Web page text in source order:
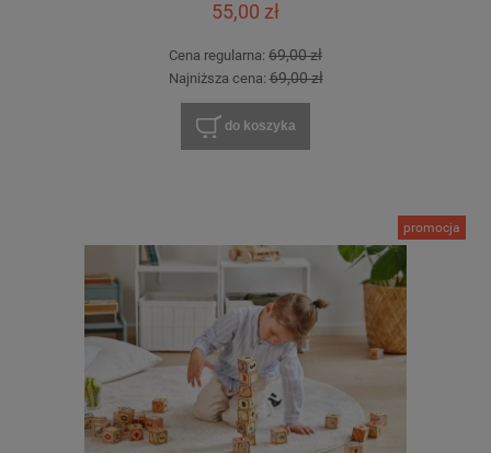
55,00 zł
Cena regularna: 69,00 zł
Najniższa cena:69,00 zł
do koszyka
promocja